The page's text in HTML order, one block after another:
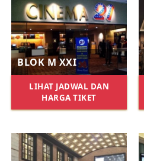
BLOK M XXI
LIHAT JADWAL DAN
HARGA TIKET